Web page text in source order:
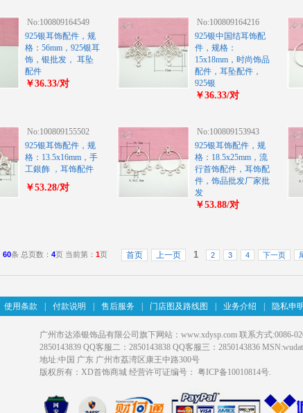
No:100809164549
925银耳饰配件，规
格：56mm，925银耳
饰，银批发， 耳坠
配件
￥36.33/对
No:100809164216
925银中国结耳饰配
件，规格：
15x18mm，时尚饰品
配件，耳坠配件，
925银
￥36.33/对
No:100809155502
925银耳饰配件，规
格：13.5x16mm，手
工銀飾 ，耳饰配件
￥53.28/对
No:100809153943
925银耳饰配件，规
格：18.5x25mm，流
行首饰配件，耳饰配
件，饰品批发厂家批
发
￥53.88/对
60条 总页数： 4页 当前第： 1页 首页 上一页 1 2 3 4 下一页
使用条款 付款说明 售后服务 门店图及路线图 业务介绍 隐私申明
广州市达添银饰品有限公司旗下网站：www.xdysp.com 联系方式:0086-
2850143839 QQ客服二：2850143838 QQ客服三：2850143836
地址:中国 广东 广州市荔湾区康王中路300号
版权所有：XD首饰商城 经营许可证编号： 粤ICP备10010814号.